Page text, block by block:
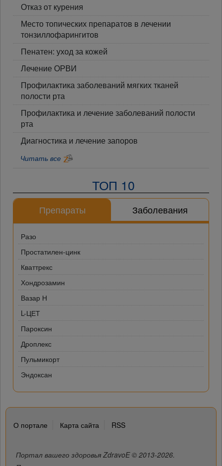
Отказ от курения
Место топических препаратов в лечении
тонзиллофарингитов
Пенатен: уход за кожей
Лечение ОРВИ
Профилактика заболеваний мягких тканей
полости рта
Профилактика и лечение заболеваний полости
рта
Диагностика и лечение запоров
Читать все
ТОП 10
Препараты Заболевания
Разо
Простатилен-цинк
Кваттрекс
Хондрозамин
Вазар Н
L-ЦЕТ
Пароксин
Дроплекс
Пульмикорт
Эндоксан
О портале Карта сайта RSS
Портал вашего здоровья ZdravoE © 2013-2026.